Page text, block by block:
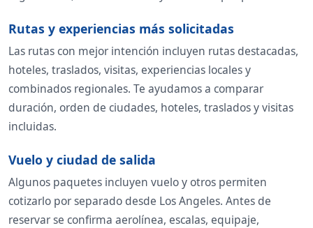
Rutas y experiencias más solicitadas
Las rutas con mejor intención incluyen rutas destacadas,
hoteles, traslados, visitas, experiencias locales y
combinados regionales. Te ayudamos a comparar
duración, orden de ciudades, hoteles, traslados y visitas
incluidas.
Vuelo y ciudad de salida
Algunos paquetes incluyen vuelo y otros permiten
cotizarlo por separado desde Los Angeles. Antes de
reservar se confirma aerolínea, escalas, equipaje,